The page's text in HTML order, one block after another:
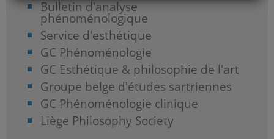
Bulletin d'analyse
phénoménologique
Service d'esthétique
GC Phénoménologie
GC Esthétique & philosophie de l'art
Groupe belge d'études sartriennes
GC Phénoménologie clinique
Liège Philosophy Society